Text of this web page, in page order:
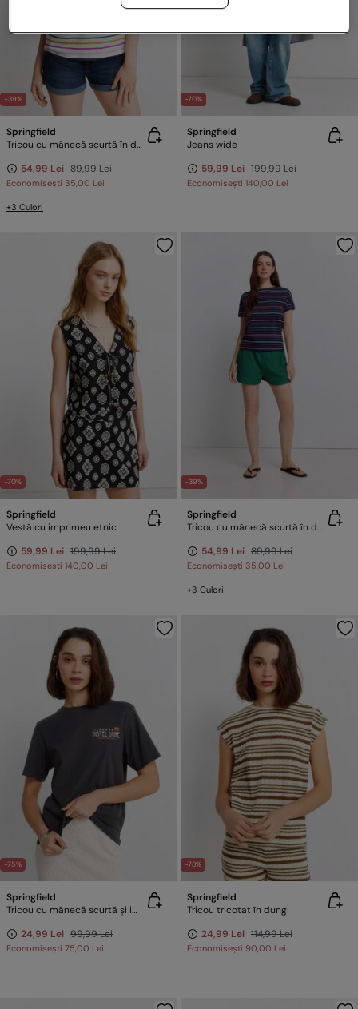
-39%
Springfield
Tricou cu mânecă scurtă în dungi
54,99 Lei 89,99 Lei
Economisești 35,00 Lei
+3 Culori
-70%
Springfield
Jeans wide
59,99 Lei 199,99 Lei
Economisești 140,00 Lei
-70%
Springfield
Vestă cu imprimeu etnic
59,99 Lei 199,99 Lei
Economisești 140,00 Lei
-39%
Springfield
Tricou cu mânecă scurtă în dungi
54,99 Lei 89,99 Lei
Economisești 35,00 Lei
+3 Culori
-75%
Springfield
Tricou cu mânecă scurtă și imprimeu
24,99 Lei 99,99 Lei
Economisești 75,00 Lei
-78%
Springfield
Tricou tricotat în dungi
24,99 Lei 114,99 Lei
Economisești 90,00 Lei